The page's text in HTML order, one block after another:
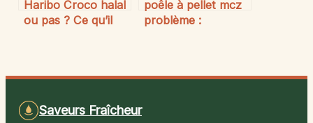
Haribo Croco halal
ou pas ? Ce qu’il
poêle à pellet mcz
problème :
Saveurs Fraîcheur